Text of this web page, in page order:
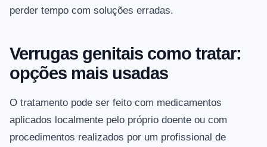
perder tempo com soluções erradas.
Verrugas genitais como tratar:
opções mais usadas
O tratamento pode ser feito com medicamentos
aplicados localmente pelo próprio doente ou com
procedimentos realizados por um profissional de